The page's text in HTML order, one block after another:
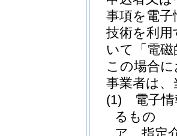
事項を電
技術を利
いて「電
この場合
事業者は
(1)
電子
るもの